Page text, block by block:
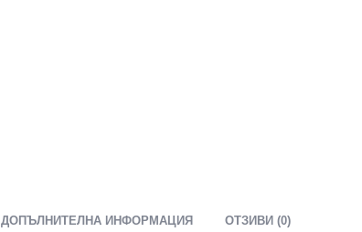
ДОПЪЛНИТЕЛНА ИНФОРМАЦИЯ ОТЗИВИ (0)